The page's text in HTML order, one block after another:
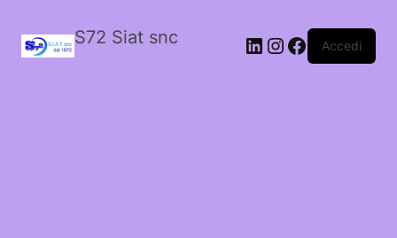
S72 Siat snc LinkedIn
Instagram
Facebook
Accedi